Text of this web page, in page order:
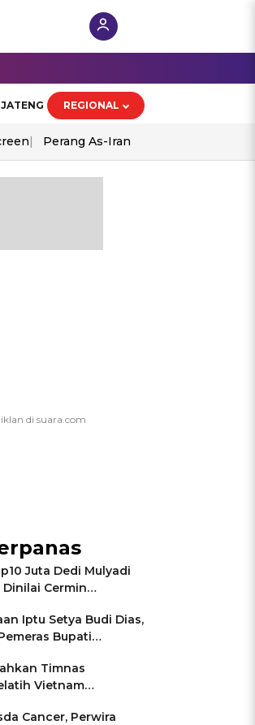
JATENG REGIONAL
Perang As-Iran
Juta Dedi Mulyadi
Dinilai Cermin
Jamin Keamanan
Iptu Setya Budi Dias,
Bupati
Timnas
Vietnam
Jimat di Pakansari
Cancer, Perwira